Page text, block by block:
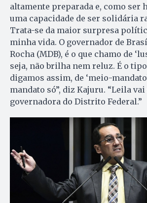
altamente preparada e, como ser
uma capacidade de ser solidária
Trata-se da maior surpresa
minha vida. O governador de
Rocha (MDB), é o que chamo de
seja, não brilha nem reluz. É o
digamos assim, de ‘meio-
mandato só”, diz Kajuru. “Leila
governadora do Distrito Federal.”